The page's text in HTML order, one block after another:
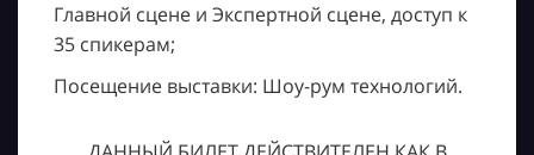
Главной сцене и Экспертной сцене, доступ к
35 спикерам;
Посещение выставки: Шоу-рум технологий.